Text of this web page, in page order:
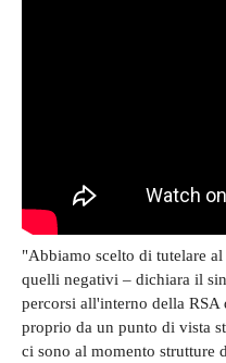
"Abbiamo scelto di tutelare
quelli negativi – dichiara il
percorsi all'interno della
proprio da un punto di vista
ci sono al momento strutture